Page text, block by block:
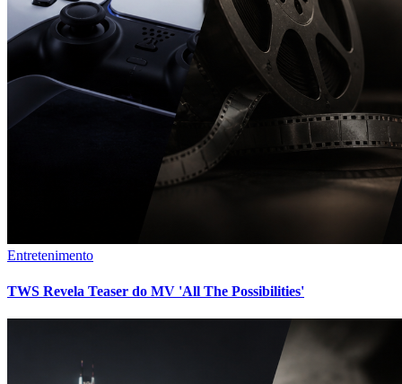
Entretenimento
TWS Revela Teaser do MV 'All The Possibilities'